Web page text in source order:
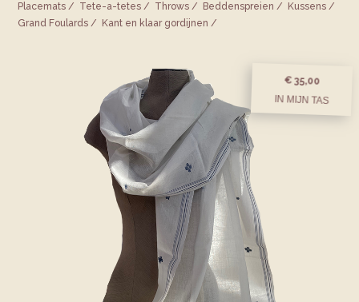
Placemats
Tete-a-tetes Throws Bedden­spreien
Kussens
Grand Foulards
Kant en klaar gordijnen
€ 35,00
IN MIJN TAS